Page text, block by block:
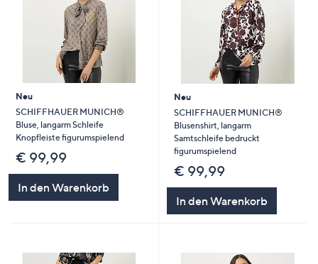
Neu
SCHIFFHAUER MUNICH®
Bluse, langarm Schleife
Knopfleiste figurumspielend
€ 99,99
In den Warenkorb
Neu
SCHIFFHAUER MUNICH®
Blusenshirt, langarm
Samtschleife bedruckt
figurumspielend
€ 99,99
In den Warenkorb